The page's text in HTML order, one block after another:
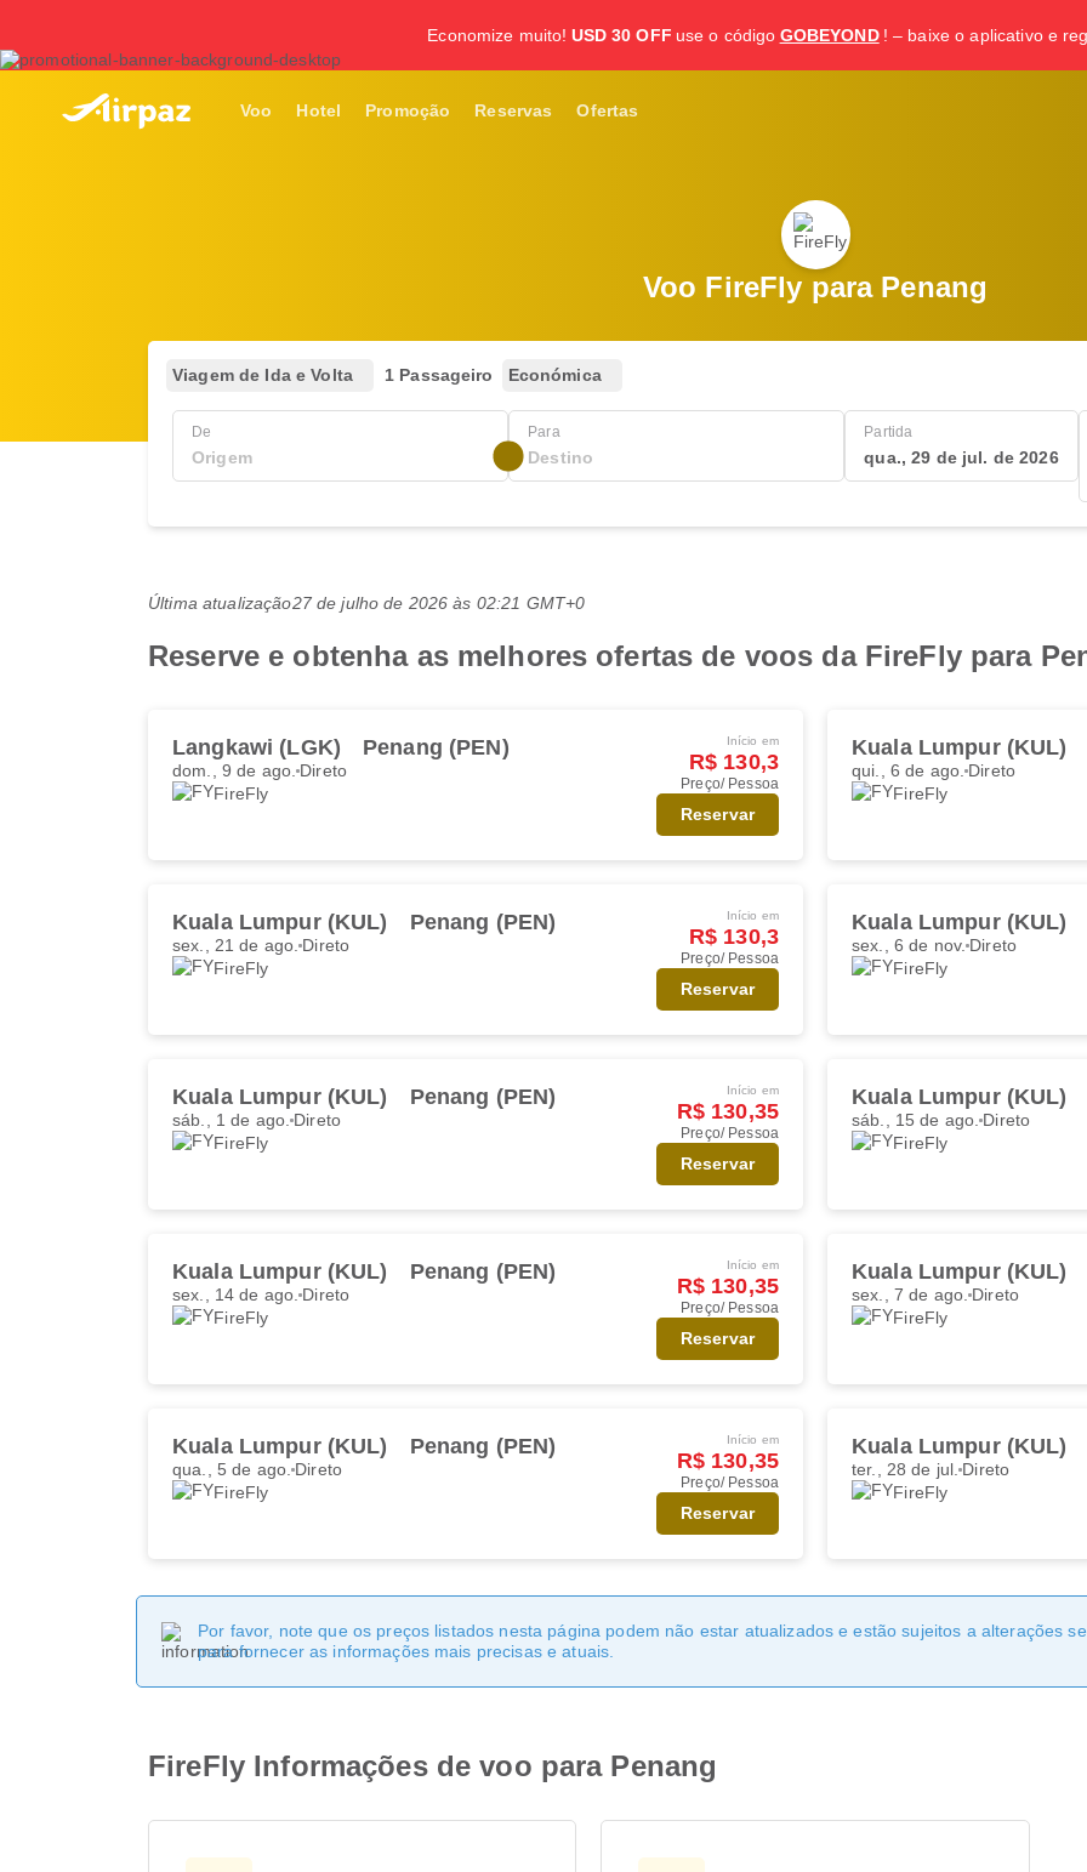
Economize muito! USD 30 OFF use o código GOBEYOND ! – baixe o aplicativo e
Voo Hotel Promoção Reservas Ofertas
Voo FireFly para Penang
Viagem de Ida e Volta 1 Passageiro Económica
De Para Partida
qua., 29 de jul. de 2026
Última atualização27 de julho de 2026 às 02:21 GMT+0
Reserve e obtenha as melhores ofertas de voos da FireFly para
Langkawi (LGK) Penang (PEN)
dom., 9 de ago. Direto
FireFly
Início em
R$ 130,3
Preço/ Pessoa
Reservar
Kuala Lumpur (KUL)
qui., 6 de ago. Direto
FireFly
Kuala Lumpur (KUL) Penang (PEN)
sex., 21 de ago. Direto
FireFly
Início em
R$ 130,3
Preço/ Pessoa
Reservar
Kuala Lumpur (KUL)
sex., 6 de nov. Direto
FireFly
Kuala Lumpur (KUL) Penang (PEN)
sáb., 1 de ago. Direto
FireFly
Início em
R$ 130,35
Preço/ Pessoa
Reservar
Kuala Lumpur (KUL)
sáb., 15 de ago. Direto
FireFly
Kuala Lumpur (KUL) Penang (PEN)
sex., 14 de ago. Direto
FireFly
Início em
R$ 130,35
Preço/ Pessoa
Reservar
Kuala Lumpur (KUL)
sex., 7 de ago. Direto
FireFly
Kuala Lumpur (KUL) Penang (PEN)
qua., 5 de ago. Direto
FireFly
Início em
R$ 130,35
Preço/ Pessoa
Reservar
Kuala Lumpur (KUL)
ter., 28 de jul. Direto
FireFly
Por favor, note que os preços listados nesta página podem não estar atualizados e estão sujeitos a alterações
para fornecer as informações mais precisas e atuais.
FireFly Informações de voo para Penang